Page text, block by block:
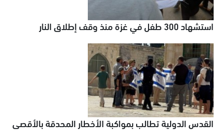
استشهاد 300 طفل في غزة منذ وقف إطلاق النار
القدس الدولية تطالب بمواكبة الأخطار المحدقة بالأقصى